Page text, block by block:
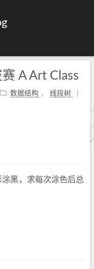
A Art Class
数据结构 ，线段树
黑，求每次涂色后总